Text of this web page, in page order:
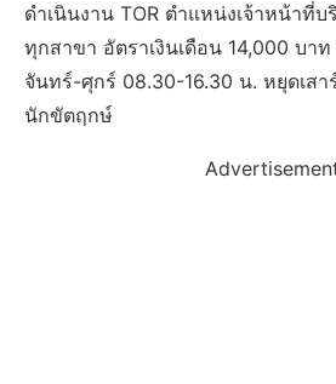
ดำเนินงาน TOR ตำแหน่งเจ้าหน้าที่
ทุกสาขา อัตราเงินเดือน 14,000 บา
จันทร์-ศุกร์ 08.30-16.30 น. หยุดเส
นักขัตฤกษ์